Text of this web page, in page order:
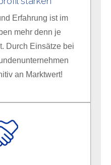
Erfahrung ist im
mehr denn je
Durch Einsätze bei
an Marktwert!